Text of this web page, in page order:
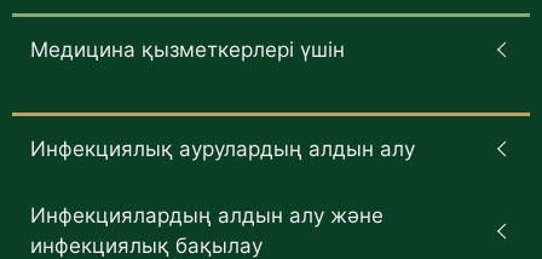
Медицина қызметкерлері үшін
Инфекциялық аурулардың алдын алу
Инфекциялардың алдын алу және
инфекциялық бақылау